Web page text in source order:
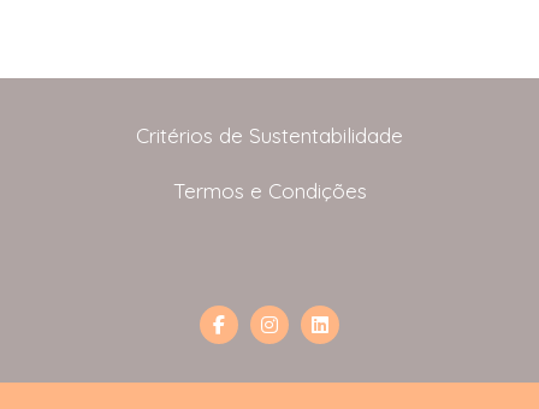
Critérios de Sustentabilidade
Termos e Condições